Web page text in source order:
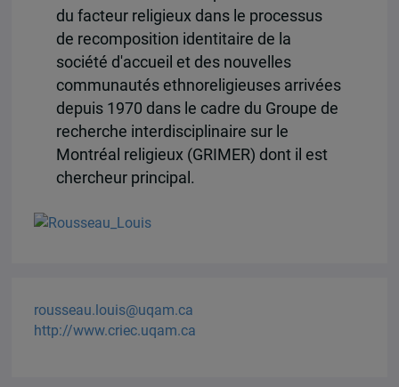
du facteur religieux dans le processus
de recomposition identitaire de la
société d'accueil et des nouvelles
communautés ethnoreligieuses arrivées
depuis 1970 dans le cadre du Groupe de
recherche interdisciplinaire sur le
Montréal religieux (GRIMER) dont il est
chercheur principal.
rousseau.louis@uqam.ca
http://www.criec.uqam.ca